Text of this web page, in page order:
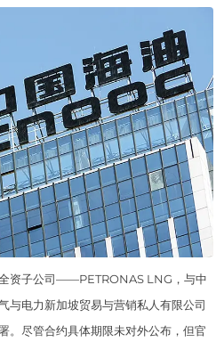
资子公司——PETRONAS LNG，与中
与电力新加坡贸易与营销私人有限公司
。尽管合约具体期限未对外公布，但官